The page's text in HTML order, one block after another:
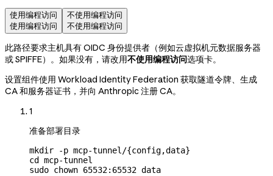
使用编程访问
使用编程访问
不使用编程访问
不使用编程访问
此路径要求主机具有 OIDC 身份提供者（例如云虚拟机元数据服务器
或 SPIFFE）。如果没有，请改用不使用编程访问选项卡。
设置组件使用 Workload Identity Federation 获取隧道令牌、生成
CA 和服务器证书，并向 Anthropic 注册 CA。
1
准备部署目录
mkdir -p mcp-tunnel/{config,data}
cd
mcp-tunnel
sudo chown 65532:65532 data